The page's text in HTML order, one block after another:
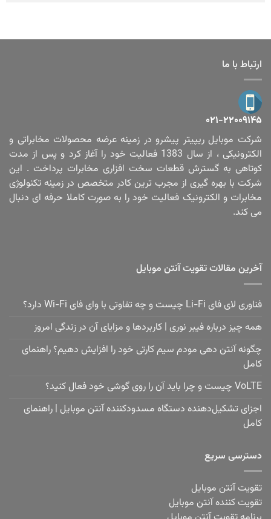
ارتباط با ما
۰۲۱-۲۲۰۰۹۱۴۵
شرکت موبایل ریپیتر پیشرو در زمینه عرضه محصولات مخابراتی و
الکترونیکی ، از سال 1383 فعالیت خود را آغاز کرد و پس از مدت
کوتاهی به گسترش قطعات سخت افزاری مخابرات پرداخت . این
شرکت با بهره گیری از مجرب ترین کادر متخصص در زمینه تکنولوژی
مخابرات و الکترونیک فعالیت خود را به صورت کاملا حرفه ای دنبال
می کند.
آخرین مقالات تقویت آنتن موبایل
فناوری لای فای Li-Fi چیست و چه تفاوتی با وای فای Wi-Fi دارد؟
همه چیز درباره فیبر نوری | کاربردها و مزایای آن در زندگی امروز
چگونه آنتن دهی مودم سیم کارتی خود را افزایش دهیم؟ راهنمای
کامل
VoLTE چیست و چرا باید آن را روی گوشی خود فعال کنید؟
اجزای تشکیل‌دهنده دستگاه مسدودکننده آنتن موبایل | راهنمای
کامل
دسترسی سریع
تقویت آنتن موبایل
تقویت کننده آنتن موبایل